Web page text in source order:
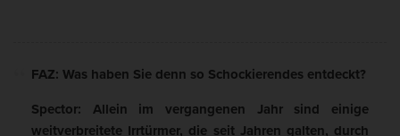
FAZ: Was haben Sie denn so Schockierendes entdeckt?
Spector: Allein im vergangenen Jahr sind einige
weitverbreitete Irrtürmer, die seit Jahren galten, durch